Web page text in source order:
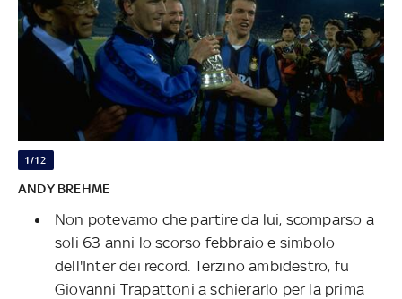
1/12
ANDY BREHME
Non potevamo che partire da lui, scomparso a
soli 63 anni lo scorso febbraio e simbolo
dell'Inter dei record. Terzino ambidestro, fu
Giovanni Trapattoni a schierarlo per la prima